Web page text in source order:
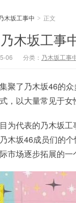
木坂工事中 > 正文
木坂工事
06 分类： 乃木坂工事
聚了乃木坂46的
，以大量常见于
为代表的乃木坂
木坂46成员们的
市场逐步拓展的一